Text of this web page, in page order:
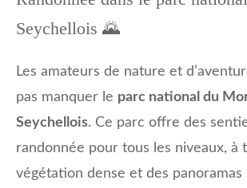
Seychellois 🌄
Les amateurs de nature et
pas manquer le parc national du
Seychellois. Ce parc offre des
randonnée pour tous les niveaux, à
végétation dense et des panoramas